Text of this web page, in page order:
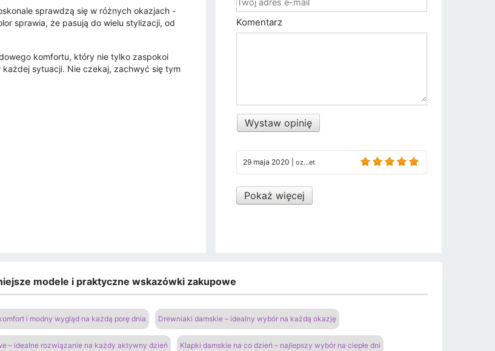
sprawdzą się w różnych okazjach -
sprawia, że pasują do wielu stylizacji, od
komfortu, który nie tylko zaspokoi
sytuacji. Nie czekaj, zachwyć się tym
Komentarz
Wystaw opinię
29 maja 2020 oz...et
Pokaż więcej
modele i praktyczne wskazówki zakupowe
i modny wygląd na każdą porę dnia Drewniaki damskie – idealny wybór na każdą okazję
– idealne rozwiązanie na każdy aktywny dzień Klapki damskie na co dzień – najlepszy wybór na ciepłe dni